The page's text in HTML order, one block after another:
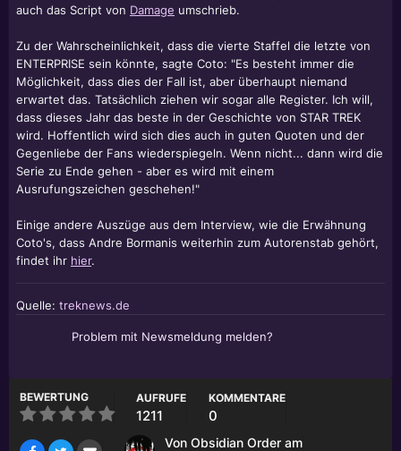
auch das Script von Damage umschrieb.
Zu der Wahrscheinlichkeit, dass die vierte Staffel die letzte von
ENTERPRISE sein könnte, sagte Coto: "Es besteht immer die
Möglichkeit, dass dies der Fall ist, aber überhaupt niemand
erwartet das. Tatsächlich ziehen wir sogar alle Register. Ich will,
dass dieses Jahr das beste in der Geschichte von STAR TREK
wird. Hoffentlich wird sich dies auch in guten Quoten und der
Gegenliebe der Fans wiederspiegeln. Wenn nicht... dann wird die
Serie zu Ende gehen - aber es wird mit einem
Ausrufungszeichen geschehen!"
Einige andere Auszüge aus dem Interview, wie die Erwähnung
Coto's, dass Andre Bormanis weiterhin zum Autorenstab gehört,
findet ihr hier.
Quelle: treknews.de
Problem mit Newsmeldung melden?
BEWERTUNG AUFRUFE
1211
KOMMENTARE
0
Von Obsidian Order am